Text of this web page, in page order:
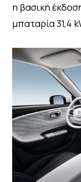
η βασική
μπαταρία 31,4